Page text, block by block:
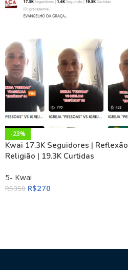
-23%
Kwai 17.3K Seguidores | Reflexão
Religião | 19.3K Curtidas
5- Kwai
R$350 R$270